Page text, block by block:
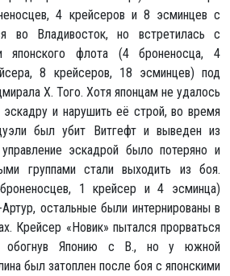
4 крейсеров и 8 эсминцев с
во Владивосток, но встретилась с
японского флота (4 броненосца, 4
8 крейсеров, 18 эсминцев) под
Х. Того. Хотя японцам не удалось
эскадру и нарушить её строй, во время
был убит Витгефт и выведен из
эскадрой было потеряно и
группами стали выходить из боя.
1 крейсер и 4 эсминца)
остальные были интернированы в
Крейсер «Новик» пытался прорваться
обогнув Японию с В., но у южной
был затоплен после боя с японскими